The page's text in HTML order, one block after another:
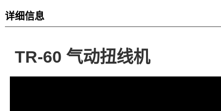
详细信息
TR-60 气动扭线机